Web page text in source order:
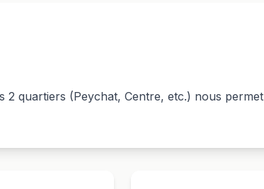
2 quartiers (Peychat, Centre, etc.) nous